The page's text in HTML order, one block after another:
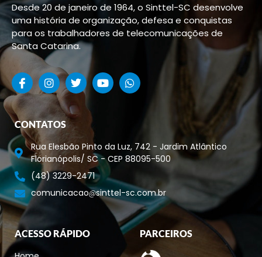
Desde 20 de janeiro de 1964, o Sinttel-SC desenvolve
uma história de organização, defesa e conquistas
para os trabalhadores de telecomunicações de
Santa Catarina.
CONTATOS
Rua Elesbão Pinto da Luz, 742 - Jardim Atlântico
Florianópolis/ SC - CEP 88095-500
(48) 3229-2471
comunicacao
sinttel-sc.com.br
ACESSO RÁPIDO PARCEIROS